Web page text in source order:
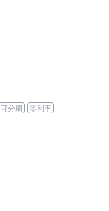
可分期 零利率